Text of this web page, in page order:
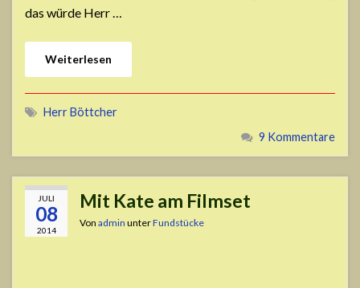
das würde Herr …
Weiterlesen
Herr Böttcher
9 Kommentare
JULI
08
2014
Mit Kate am Filmset
Von admin unterFundstücke